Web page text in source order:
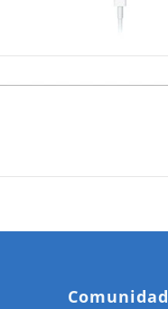
Comunidad